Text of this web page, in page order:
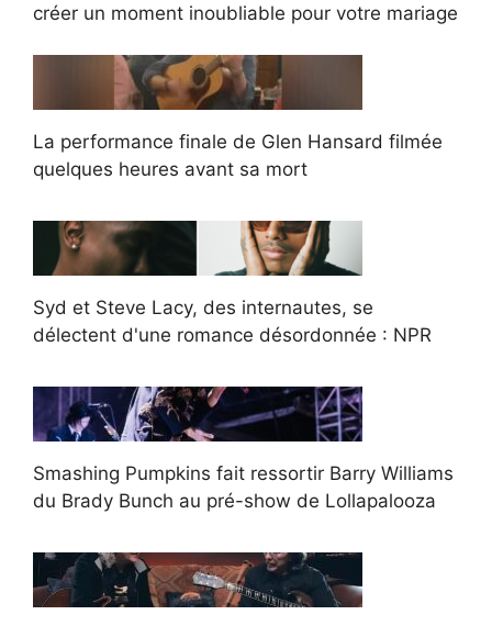
créer un moment inoubliable pour votre mariage
La performance finale de Glen Hansard filmée
quelques heures avant sa mort
Syd et Steve Lacy, des internautes, se
délectent d'une romance désordonnée : NPR
Smashing Pumpkins fait ressortir Barry Williams
du Brady Bunch au pré-show de Lollapalooza